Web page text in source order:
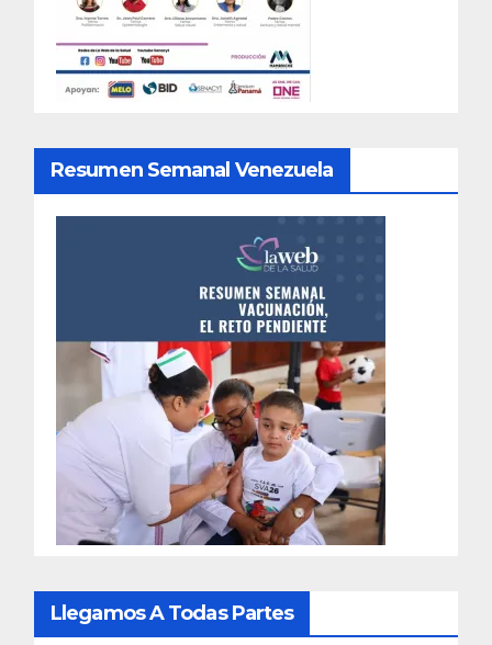
Resumen Semanal Venezuela
Llegamos A Todas Partes